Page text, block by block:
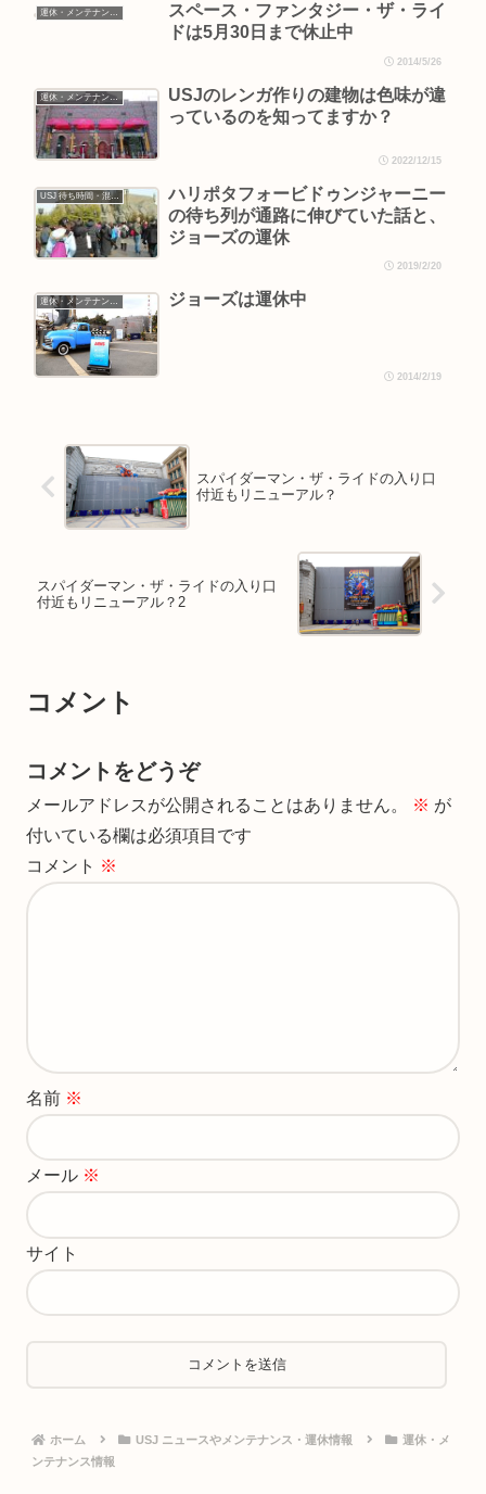
運休・メンテナンス情報
スペース・ファンタジー・ザ・ライ
ドは5月30日まで休止中
2014/5/26
運休・メンテナンス情報
USJのレンガ作りの建物は色味が違
っているのを知ってますか？
2022/12/15
USJ 待ち時間・混雑情報
ハリポタフォービドゥンジャーニー
の待ち列が通路に伸びていた話と、
ジョーズの運休
2019/2/20
運休・メンテナンス情報 ジョーズは運休中
2014/2/19
スパイダーマン・ザ・ライドの入り口
付近もリニューアル？
スパイダーマン・ザ・ライドの入り口
付近もリニューアル？2
コメント
コメントをどうぞ
メールアドレスが公開されることはありません。 ※ が
付いている欄は必須項目です
コメント ※
名前 ※
メール ※
サイト
ホーム USJ ニュースやメンテナンス・運休情報
運休・メ
ンテナンス情報